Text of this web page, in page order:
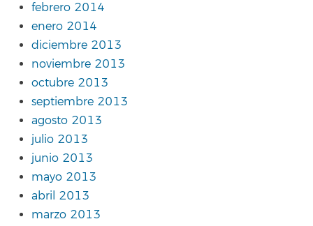
febrero 2014
enero 2014
diciembre 2013
noviembre 2013
octubre 2013
septiembre 2013
agosto 2013
julio 2013
junio 2013
mayo 2013
abril 2013
marzo 2013